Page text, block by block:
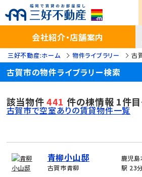
会社紹介・店舗案内
三好不動産:ホーム 物件ライブラリー 古
古賀市の物件ライブラリー検索
該当物件441 件の棟情報 1件
古賀市で空室ありの賃貸物件一覧
青柳小山邸
古賀市青柳
鹿児島
駅 23